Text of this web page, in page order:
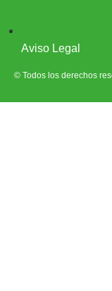
© Todos los derechos
Aviso Legal